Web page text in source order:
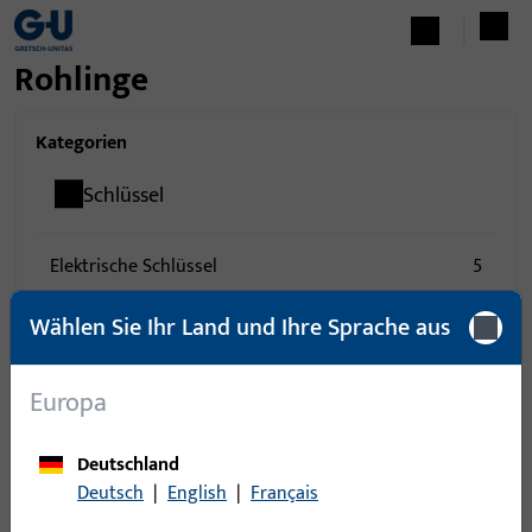
Rohlinge
Kategorien
Schlüssel
Elektrische Schlüssel
5
7
Wählen Sie Ihr Land und Ihre Sprache aus
Europa
Deutschland
Deutsch | English | Français